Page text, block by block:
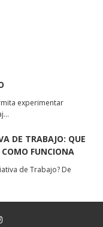
experimentar
DE TRABAJO: QUE
FUNCIONA
de Trabajo? De